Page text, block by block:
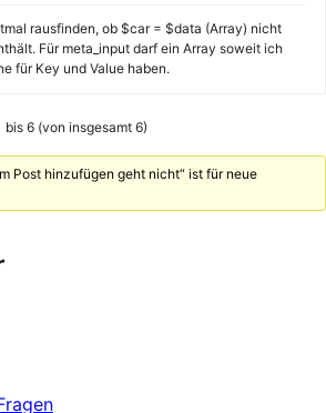
rausfinden, ob $car = $data (Array) nicht
Für meta_input darf ein Array soweit ich
für Key und Value haben.
6 (von insgesamt 6)
Post hinzufügen geht nicht“ ist für neue